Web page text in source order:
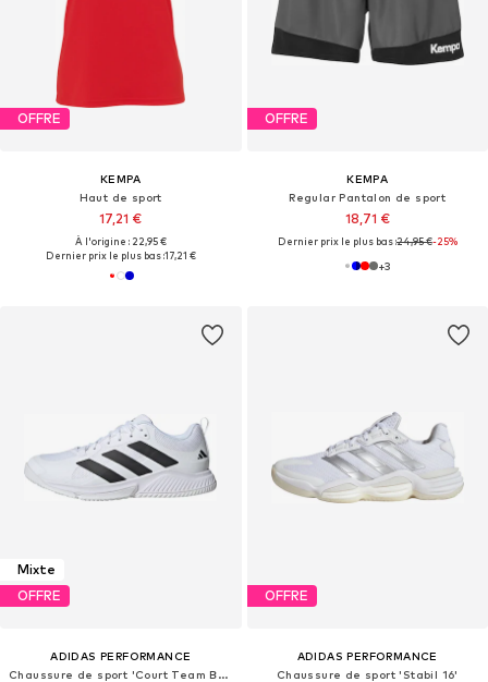
OFFRE
KEMPA
Haut de sport
17,21 €
À l'origine : 22,95 €
Dernier prix le plus bas :17,21 €
OFFRE
KEMPA
Regular Pantalon de sport
18,71 €
Dernier prix le plus bas :24,95 €-25%
+3
Mixte
OFFRE
ADIDAS PERFORMANCE
Chaussure de sport 'Court Team Bounce 2.0'
OFFRE
ADIDAS PERFORMANCE
Chaussure de sport 'Stabil 16'